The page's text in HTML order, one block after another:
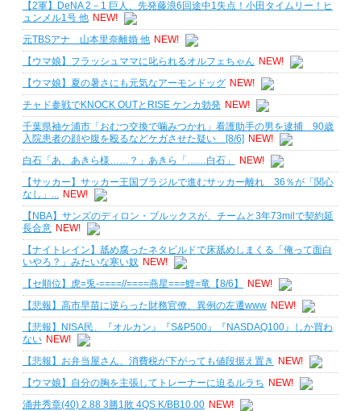
【2軍】DeNA 2－1 巨人、先発藤浪6回途中1失点！小田タイムリー！ヒ
ュンメル1号 他 NEW!
元TBSアナ 山本里奈離婚 他 NEW!
【ウマ娘】フラッシュママに叱られるオルフェちゃん NEW!
【ウマ娘】夏の暑さにも元気なアーモンドッグ NEW!
チャド参戦でKNOCK OUTとRISE ケンカ勃発 NEW!
千葉県袖ケ浦市「おむつ交換で噛みつかれ」看護助手の男を逮捕 90歳
入院患者の顔や腹を殴るなどケガさせた疑い [8/6] NEW!
白石「あ、あきら様……？」あきら「……白石」
NEW!
【サッカー】サッカー王国ブラジルで進むサッカー離れ 36％が「関心
なし」... NEW!
【NBA】サンズのディロン・ブルックスが、チームと3年73milで契約延
長合意 NEW!
【ナイトレイン】舐め腐ったネタビルドで床舐めしまくる「俺って面白
いやろ？」みたいな寒い奴 NEW!
【セ順位】虎=兎-====//====燕星===鯉=竜【8/6】
NEW!
【悲報】高市早苗に逆らった財務官僚、異例の左遷www NEW!
【悲報】NISA民、『オルカン』『S&P500』『NASDAQ100』しか買わ
ない NEW!
【悲報】お弁当屋さん、消費税が下がっても値段据え置き
NEW!
【ウマ娘】自分の胸を主張してトレーナーに迫るルラち NEW!
涌井秀章(40) 2.88 3勝1敗 4QS K/BB10.00 NEW!